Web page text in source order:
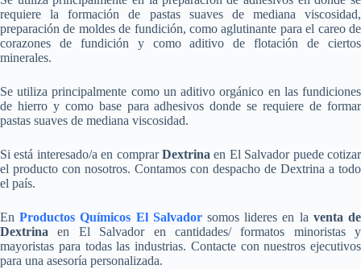
requiere la formación de pastas suaves de mediana viscosidad,
preparación de moldes de fundición, como aglutinante para el careo de
corazones de fundición y como aditivo de flotación de ciertos
minerales.
Se utiliza principalmente como un aditivo orgánico en las fundiciones
de hierro y como base para adhesivos donde se requiere de formar
pastas suaves de mediana viscosidad.
Si está interesado/a en comprarDextrinaen El Salvador puede cotizar
el producto con nosotros. Contamos con despacho de Dextrina a todo
el país.
EnProductos Químicos El Salvadorsomos lideres en la venta de
Dextrinaen El Salvador en cantidades/ formatos minoristas y
mayoristas para todas las industrias. Contacte con nuestros ejecutivos
para una asesoría personalizada.